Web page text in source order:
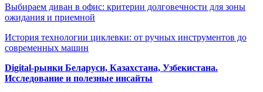
Выбираем диван в офис: критерии долговечности для зоны
ожидания и приемной
История технологии циклевки: от ручных инструментов до
современных машин
Digital-рынки Беларуси, Казахстана, Узбекистана.
Исследование и полезные инсайты